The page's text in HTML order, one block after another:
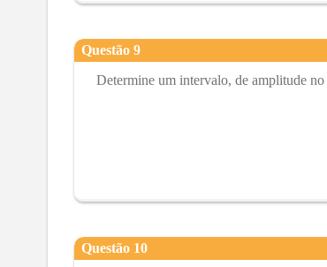
Questão 9
Determine um intervalo, de amplitude
Questão 10